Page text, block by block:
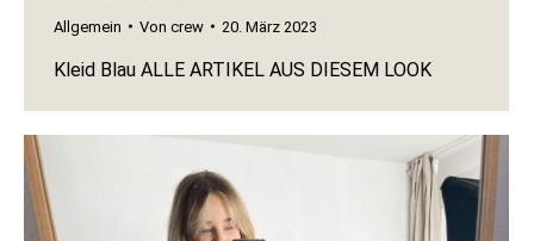
Allgemein Von crew 20. März 2023
Kleid Blau ALLE ARTIKEL AUS DIESEM LOOK